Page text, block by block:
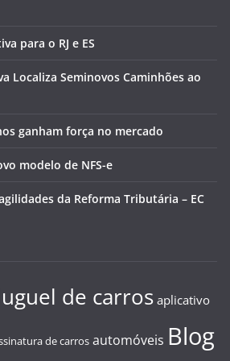
para o RJ e ES
Localiza Seminovos Caminhões ao
ganham força no mercado
modelo de NFS-e
da Reforma Tributária – EC
de carros aplicativo
de carros automóveis Blog